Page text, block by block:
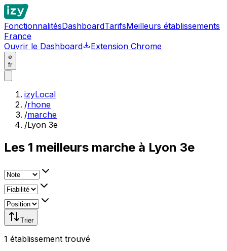
FonctionnalitésDashboardTarifsMeilleurs établissements
France
Ouvrir le Dashboard
Extension Chrome
fr
izyLocal
/rhone
/marche
/Lyon 3e
Les 1 meilleurs marche à Lyon 3e
Trier
1 établissement trouvé